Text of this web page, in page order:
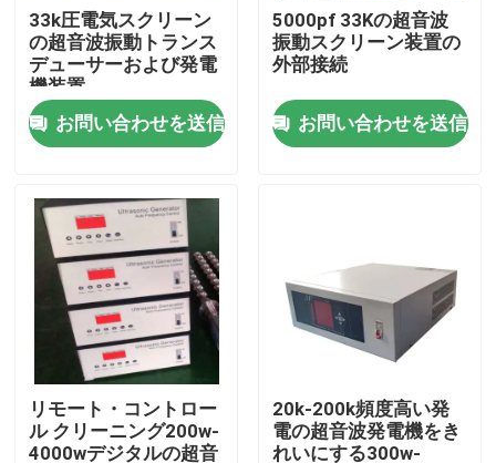
工場旅行
品質管理
引用を要求しなさい
超音波洗浄
高出力超音波トランスデューサー
多頻度超音波トランスデューサー
33k圧電気スクリーン
の超音波振動トランス
デューサーおよび発電
機装置
お問い合わせを送信
5000pf 33Kの超音波
振動スクリーン装置の
外部接続
お問い合わせを送信
リモート・コントロー
ル クリーニング200w-
4000wデジタルの超音
20k-200k頻度高い発
電の超音波発電機をき
れいにする300w-